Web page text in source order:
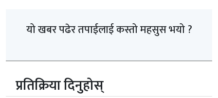
यो खबर पढेर तपाईलाई कस्तो महसुस भयो ?
प्रतिक्रिया दिनुहोस्